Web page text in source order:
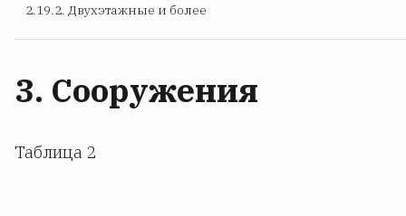
2.19.2. Двухэтажные и более
3. Сооружения
Таблица 2